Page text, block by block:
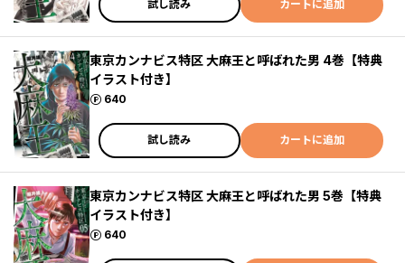
試し読み カートに追加
東京カンナビス特区 大麻王と呼ばれた男 4巻【特典
イラスト付き】
640
ポイント
試し読み カートに追加
東京カンナビス特区 大麻王と呼ばれた男 5巻【特典
イラスト付き】
640
ポイント